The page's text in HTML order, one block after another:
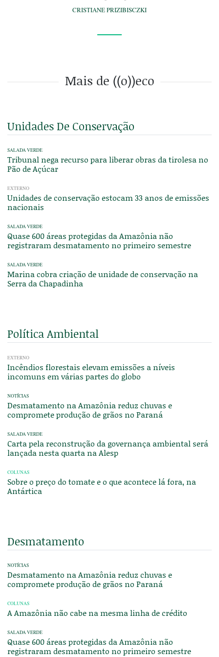
CRISTIANE PRIZIBISCZKI
Mais de ((o))eco
Unidades De Conservação
SALADA VERDE
Tribunal nega recurso para liberar obras da tirolesa no
Pão de Açúcar
EXTERNO
Unidades de conservação estocam 33 anos de emissões
nacionais
SALADA VERDE
Quase 600 áreas protegidas da Amazônia não
registraram desmatamento no primeiro semestre
SALADA VERDE
Marina cobra criação de unidade de conservação na
Serra da Chapadinha
Política Ambiental
EXTERNO
Incêndios florestais elevam emissões a níveis
incomuns em várias partes do globo
NOTÍCIAS
Desmatamento na Amazônia reduz chuvas e
compromete produção de grãos no Paraná
SALADA VERDE
Carta pela reconstrução da governança ambiental será
lançada nesta quarta na Alesp
COLUNAS
Sobre o preço do tomate e o que acontece lá fora, na
Antártica
Desmatamento
NOTÍCIAS
Desmatamento na Amazônia reduz chuvas e
compromete produção de grãos no Paraná
COLUNAS
A Amazônia não cabe na mesma linha de crédito
SALADA VERDE
Quase 600 áreas protegidas da Amazônia não
registraram desmatamento no primeiro semestre